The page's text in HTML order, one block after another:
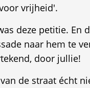
vrijheid'.
deze petitie. En
naar hem te
door jullie!
de straat écht